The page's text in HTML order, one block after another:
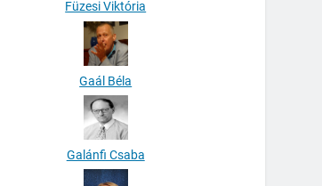
Füzesi Viktória
Gaál Béla
Galánfi Csaba